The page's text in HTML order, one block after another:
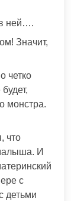
ней….
Значит,
четко
монстра.
что
И
с
детьми